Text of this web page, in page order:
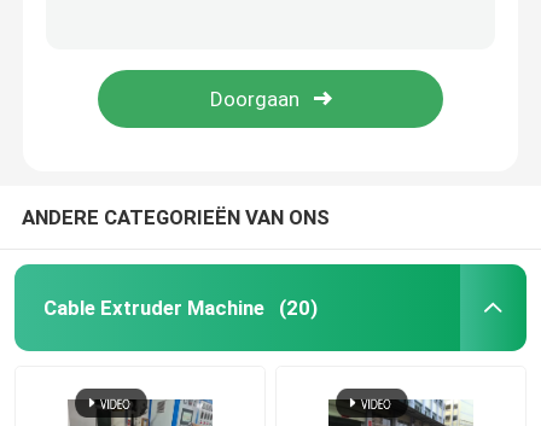
Kabel die Machine verdraaien
ANDERE CATEGORIEËN VAN ONS
Cable Extruder Machine (20)